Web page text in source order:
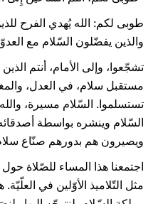
طوبى لكم: الله يُهدي الفرح
والذين يفضّلون السّلام مع
تشجّعوا، وإلى الأمام، أنتم
مستقبل سلام، في العدل،
تستسلموا. السّلام مسيرة،
السّلام وينشره بواسطة
ويصيرون هم بدورهم صنّاع
اجتمعنا هذا المساء للصّلاة
مثل التّلاميذ الأوّلين في